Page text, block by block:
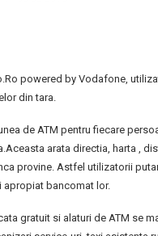
powered by Vodafone,
din tara.
de ATM pentru fiecare
arata directia, harta ,
provine. Astfel utilizatorii
apropiat bancomat lor.
gratuit si alaturi de ATM se